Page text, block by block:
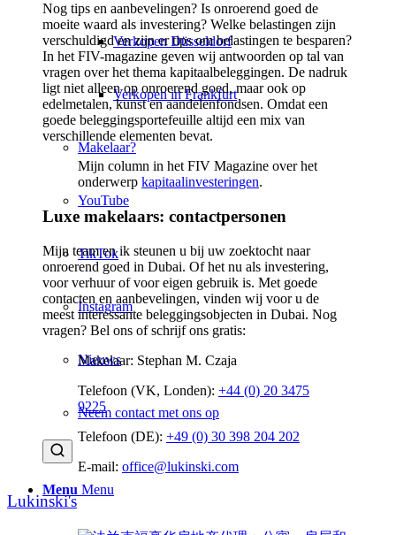
Verkopen Düsseldorf
Verkopen in Frankfurt
Makelaar?
YouTube
TikTok
Instagram
Nieuws
Neem contact met ons op
Menu Menu
Nog tips en aanbevelingen? Is onroerend goed de
moeite waard als investering? Welke belastingen zijn
verschuldigd en zijn er tips om belastingen te besparen?
In het FIV-magazine geven wij antwoorden op tal van
vragen over het thema kapitaalbeleggingen. De nadruk
ligt niet alleen op onroerend goed, maar ook op
edelmetalen, kunst en aandelenfondsen. Omdat een
goede beleggingsportefeuille altijd een mix van
verschillende elementen bevat.
Mijn column in het FIV Magazine over het
onderwerp kapitaalinvesteringen.
Luxe makelaars: contactpersonen
Mijn team en ik steunen u bij uw zoektocht naar
onroerend goed in Dubai. Of het nu als investering,
voor verhuur of voor eigen gebruik is. Met goede
contacten en aanbevelingen, vinden wij voor u de
meest interessante beleggingsobjecten in Dubai. Nog
vragen? Bel ons of schrijf ons gratis:
Makelaar: Stephan M. Czaja
Telefoon (VK, Londen): +44 (0) 20 3475
9225
Telefoon (DE): +49 (0) 30 398 204 202
E-mail: office@lukinski.com
Lukinski's